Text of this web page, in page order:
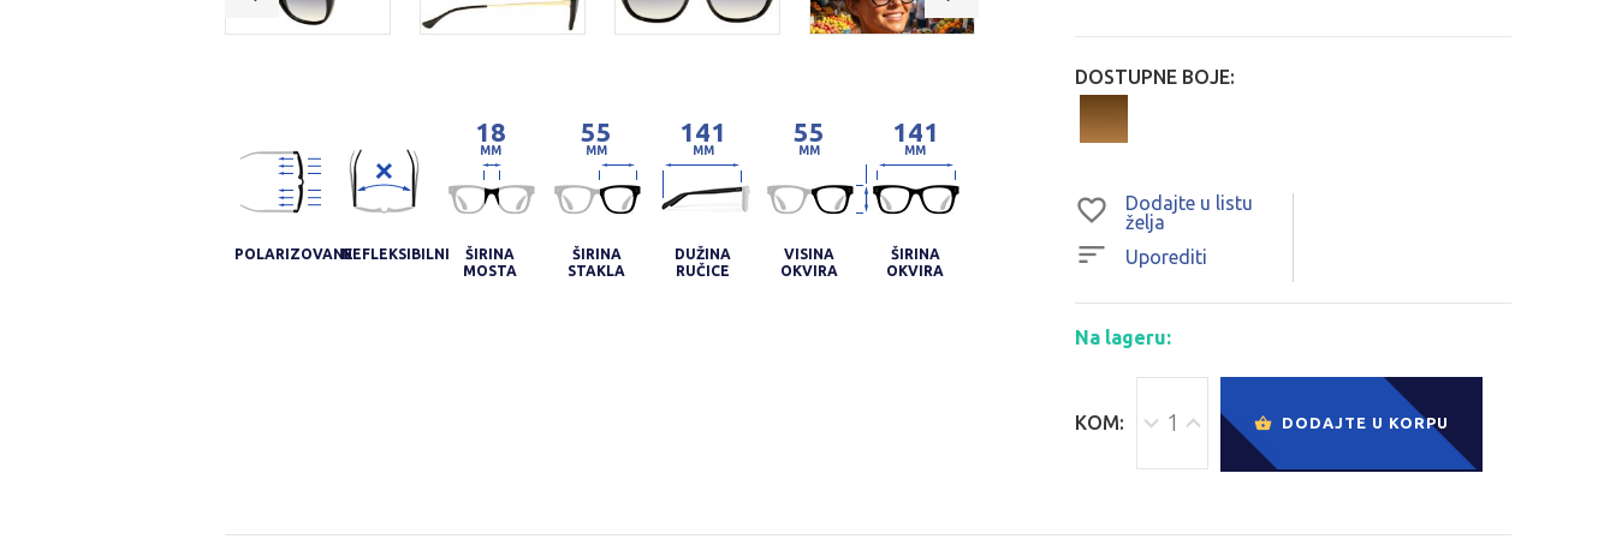
POLARIZOVANENEFLEKSIBILNI
18
MM
ŠIRINA
MOSTA
55
MM
ŠIRINA
STAKLA
141
MM
DUŽINA
RUČICE
55
MM
VISINA
OKVIRA
141
MM
ŠIRINA
OKVIRA
DOSTUPNE BOJE:
Dodajte u listu
želja
Uporediti
Na lageru:
KOM: DODAJTE U KORPU